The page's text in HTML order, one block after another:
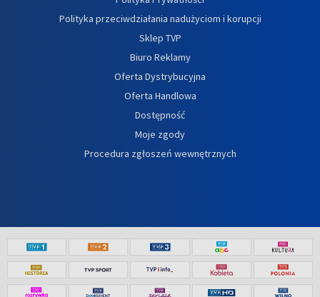
Polityka przeciwdziałania nadużyciom i korupcji
Sklep TVP
Biuro Reklamy
Oferta Dystrybucyjna
Oferta Handlowa
Dostępność
Moje zgody
Procedura zgłoszeń wewnętrznych